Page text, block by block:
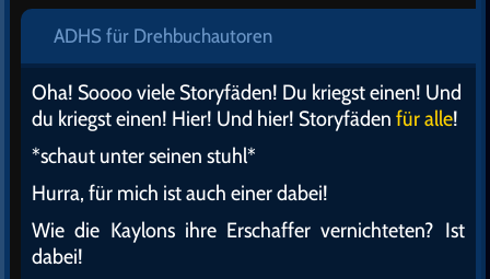
ADHS für Drehbuchautoren
Oha! Soooo viele Storyfäden! Du kriegst einen! Und
du kriegst einen! Hier! Und hier! Storyfäden für alle!
*schaut unter seinen stuhl*
Hurra, für mich ist auch einer dabei!
Wie die Kaylons ihre Erschaffer vernichteten? Ist
dabei!